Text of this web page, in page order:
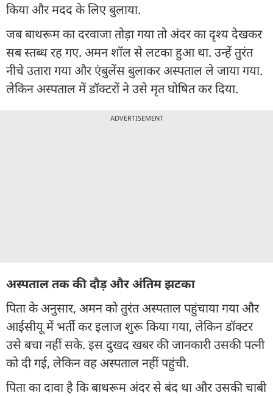
किया और मदद के लिए बुलाया.
जब बाथरूम का दरवाजा तोड़ा गया तो अंदर का दृश्य देखकर
सब स्तब्ध रह गए. अमन शॉल से लटका हुआ था. उन्हें तुरंत
नीचे उतारा गया और एंबुलेंस बुलाकर अस्पताल ले जाया गया.
लेकिन अस्पताल में डॉक्टरों ने उसे मृत घोषित कर दिया.
ADVERTISEMENT
अस्पताल तक की दौड़ और अंतिम झटका
पिता के अनुसार, अमन को तुरंत अस्पताल पहुंचाया गया और
आईसीयू में भर्ती कर इलाज शुरू किया गया, लेकिन डॉक्टर
उसे बचा नहीं सके. इस दुखद खबर की जानकारी उसकी पत्नी
को दी गई, लेकिन वह अस्पताल नहीं पहुंची.
पिता का दावा है कि बाथरूम अंदर से बंद था और उसकी चाबी